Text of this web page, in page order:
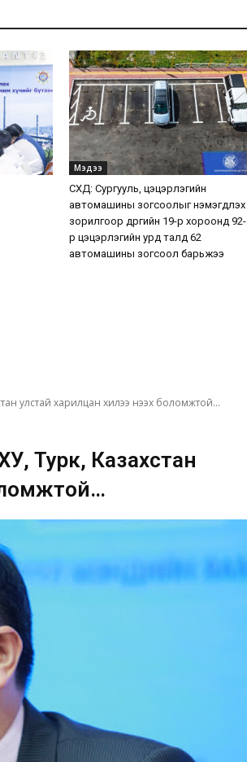
Мэдээ
СХД: Сургууль, цэцэрлэгийн
автомашины зогсоолыг нэмэгдүүлэх
зорилгоор дүүргийн 19-р хороонд 92-
р цэцэрлэгийн урд талд 62
автомашины зогсоол барьжээ